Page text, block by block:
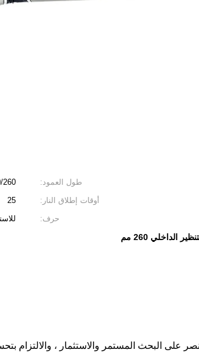
طول العمود:
60/
أوقات إطلاق النار:
25
حرف:
الداخلي 260 مم
البحث المستمر والاستثمار ، والالتزام